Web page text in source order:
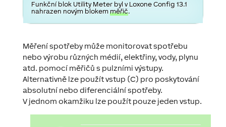
Funkční blok Utility Meter byl v Loxone Config 13.1
nahrazen novým blokem měřič.
Měření spotřeby může monitorovat spotřebu
nebo výrobu různých médií, elektřiny, vody, plynu
atd. pomocí měřičů s pulzními výstupy.
Alternativně lze použít vstup (C) pro poskytování
absolutní nebo diferenciální spotřeby.
V jednom okamžiku lze použít pouze jeden vstup.